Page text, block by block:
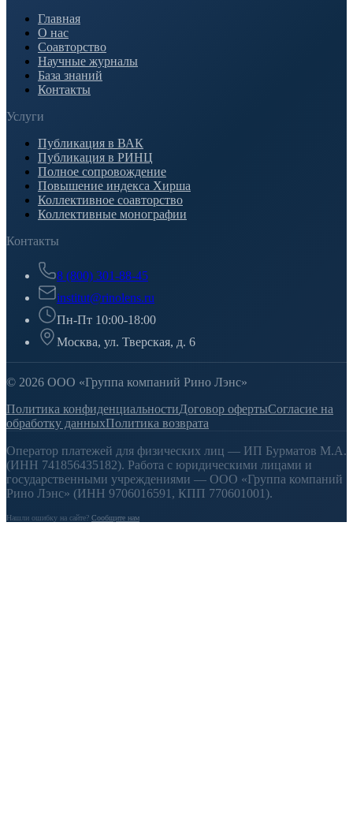
Главная
О нас
Соавторство
Научные журналы
База знаний
Контакты
Услуги
Публикация в ВАК
Публикация в РИНЦ
Полное сопровождение
Повышение индекса Хирша
Коллективное соавторство
Коллективные монографии
Контакты
8 (800) 301-88-45
institut@rinolens.ru
Пн-Пт 10:00-18:00
Москва, ул. Тверская, д. 6
© 2026 ООО «Группа компаний Рино Лэнс»
Политика конфиденциальностиДоговор офертыСогласие на
обработку данныхПолитика возврата
Оператор платежей для физических лиц — ИП Бурматов М.А.
(ИНН 741856435182). Работа с юридическими лицами и
государственными учреждениями — ООО «Группа компаний
Рино Лэнс» (ИНН 9706016591, КПП 770601001).
Нашли ошибку на сайте? Сообщите нам